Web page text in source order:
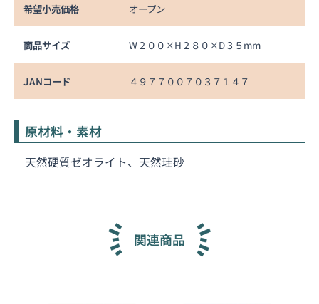
希望小売価格 オープン
商品サイズ W２００×H２８０×D３５mm
JANコード ４９７７００７０３７１４７
原材料・素材
天然硬質ゼオライト、天然珪砂
関連商品